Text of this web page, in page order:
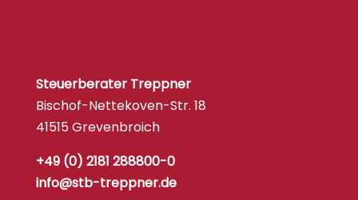
Steuerberater Treppner
Bischof-Nettekoven-Str. 18
41515 Grevenbroich
+49 (0) 2181 288800-0
info@stb-treppner.de